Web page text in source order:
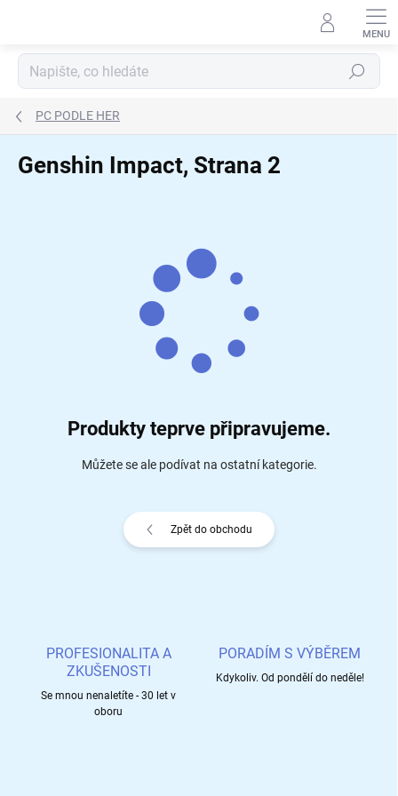
Hledat
PC PODLE HER
Genshin Impact, Strana 2
Produkty teprve připravujeme.
Můžete se ale podívat na ostatní kategorie.
Zpět do obchodu
PROFESIONALITA A
ZKUŠENOSTI
Se mnou nenaletíte - 30 let v
oboru
PORADÍM S VÝBĚREM
Kdykoliv. Od pondělí do neděle!